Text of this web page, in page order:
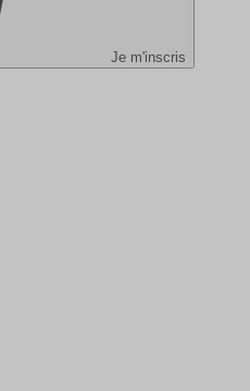
Je m'inscris